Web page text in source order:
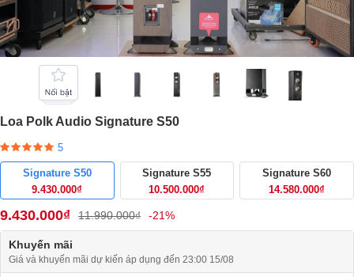
Loa Polk Audio Signature S50
5
Signature S50
9.430.000₫
Signature S55
10.500.000₫
Signature S60
14.580.000₫
9.430.000₫ 11.990.000₫ -21%
Khuyến mãi
Giá và khuyến mãi dự kiến áp dụng đến 23:00 15/08